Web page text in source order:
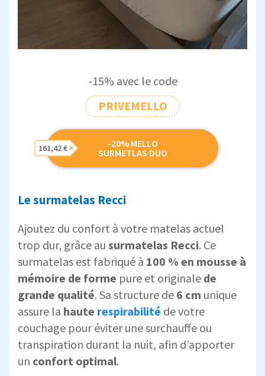
-15% avec le code
PRIVEMELLO
-20% MELLO
SURMETLAS DUO
161,42 €
Le surmatelas Recci
Ajoutez du confort à votre matelas actuel
trop dur, grâce au surmatelas Recci. Ce
surmatelas est fabriqué à 100 % en mousse à
mémoire de forme pure et originale de
grande qualité. Sa structure de 6 cm unique
assure la haute respirabilité de votre
couchage pour éviter une surchauffe ou
transpiration durant la nuit, afin d’apporter
un confort optimal.